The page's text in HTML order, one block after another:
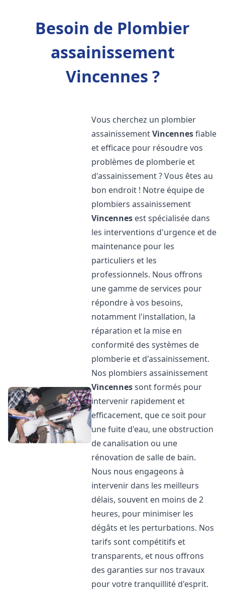
Besoin de Plombier
assainissement
Vincennes ?
Vous cherchez un plombier
assainissementVincennesfiable
et efficace pour résoudre vos
problèmes de plomberie et
d'assainissement ? Vous êtes au
bon endroit ! Notre équipe de
plombiers assainissement
Vincennes est spécialisée dans
les interventions d'urgence et de
maintenance pour les
particuliers et les
professionnels. Nous offrons
une gamme de services pour
répondre à vos besoins,
notamment l'installation, la
réparation et la mise en
conformité des systèmes de
plomberie et d'assainissement.
Nos plombiers assainissement
Vincennessont formés pour
intervenir rapidement et
efficacement, que ce soit pour
une fuite d'eau, une obstruction
de canalisation ou une
rénovation de salle de bain.
Nous nous engageons à
intervenir dans les meilleurs
délais, souvent en moins de 2
heures, pour minimiser les
dégâts et les perturbations. Nos
tarifs sont compétitifs et
transparents, et nous offrons
des garanties sur nos travaux
pour votre tranquillité d'esprit.